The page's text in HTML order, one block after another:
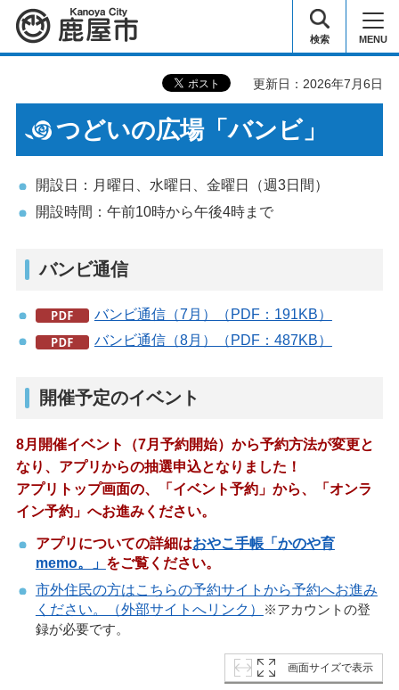
鹿屋市 検索 MENU
更新日：2026年7月6日
つどいの広場「バンビ」
開設日：月曜日、水曜日、金曜日（週3日間）
開設時間：午前10時から午後4時まで
バンビ通信
バンビ通信（7月）（PDF：191KB）
バンビ通信（8月）（PDF：487KB）
開催予定のイベント
8月開催イベント（7月予約開始）から予約方法が変更と
なり、アプリからの抽選申込となりました！
アプリトップ画面の、「イベント予約」から、
「オンラ
イン予約」へお進みください。
アプリについての詳細はおやこ手帳「かのや育
memo。」 をご覧ください。
市外住民の方はこちらの予約サイトから予約へお進み
ください。（外部サイトへリンク）
※アカウントの登
録が必要です。
画面サイズで表示